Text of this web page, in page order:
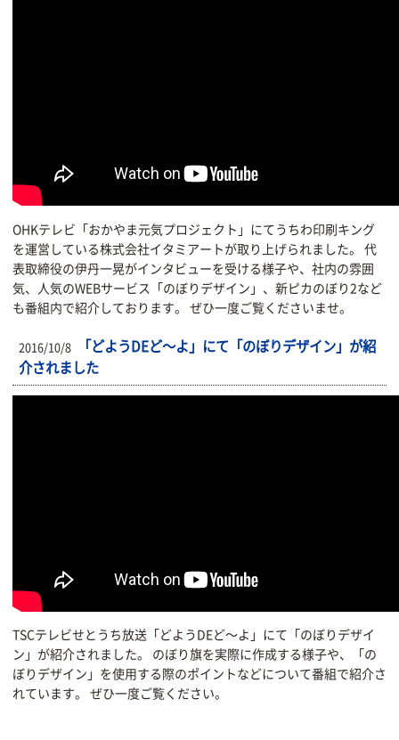
OHKテレビ「おかやま元気プロジェクト」にてうちわ印刷キング
を運営している株式会社イタミアートが取り上げられました。 代
表取締役の伊丹一晃がインタビューを受ける様子や、社内の雰囲
気、人気のWEBサービス「のぼりデザイン」、新ピカのぼり2など
も番組内で紹介しております。 ぜひ一度ご覧くださいませ。
2016/10/8
「どようDEど〜よ」にて「のぼりデザイン」が紹
介されました
TSCテレビせとうち放送「どようDEど〜よ」にて「のぼりデザイ
ン」が紹介されました。 のぼり旗を実際に作成する様子や、「の
ぼりデザイン」を使用する際のポイントなどについて番組で紹介さ
れています。 ぜひ一度ご覧ください。